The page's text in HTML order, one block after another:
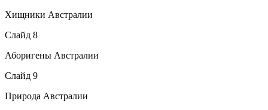
Хищники Австралии
Слайд 8
Аборигены Австралии
Слайд 9
Природа Австралии